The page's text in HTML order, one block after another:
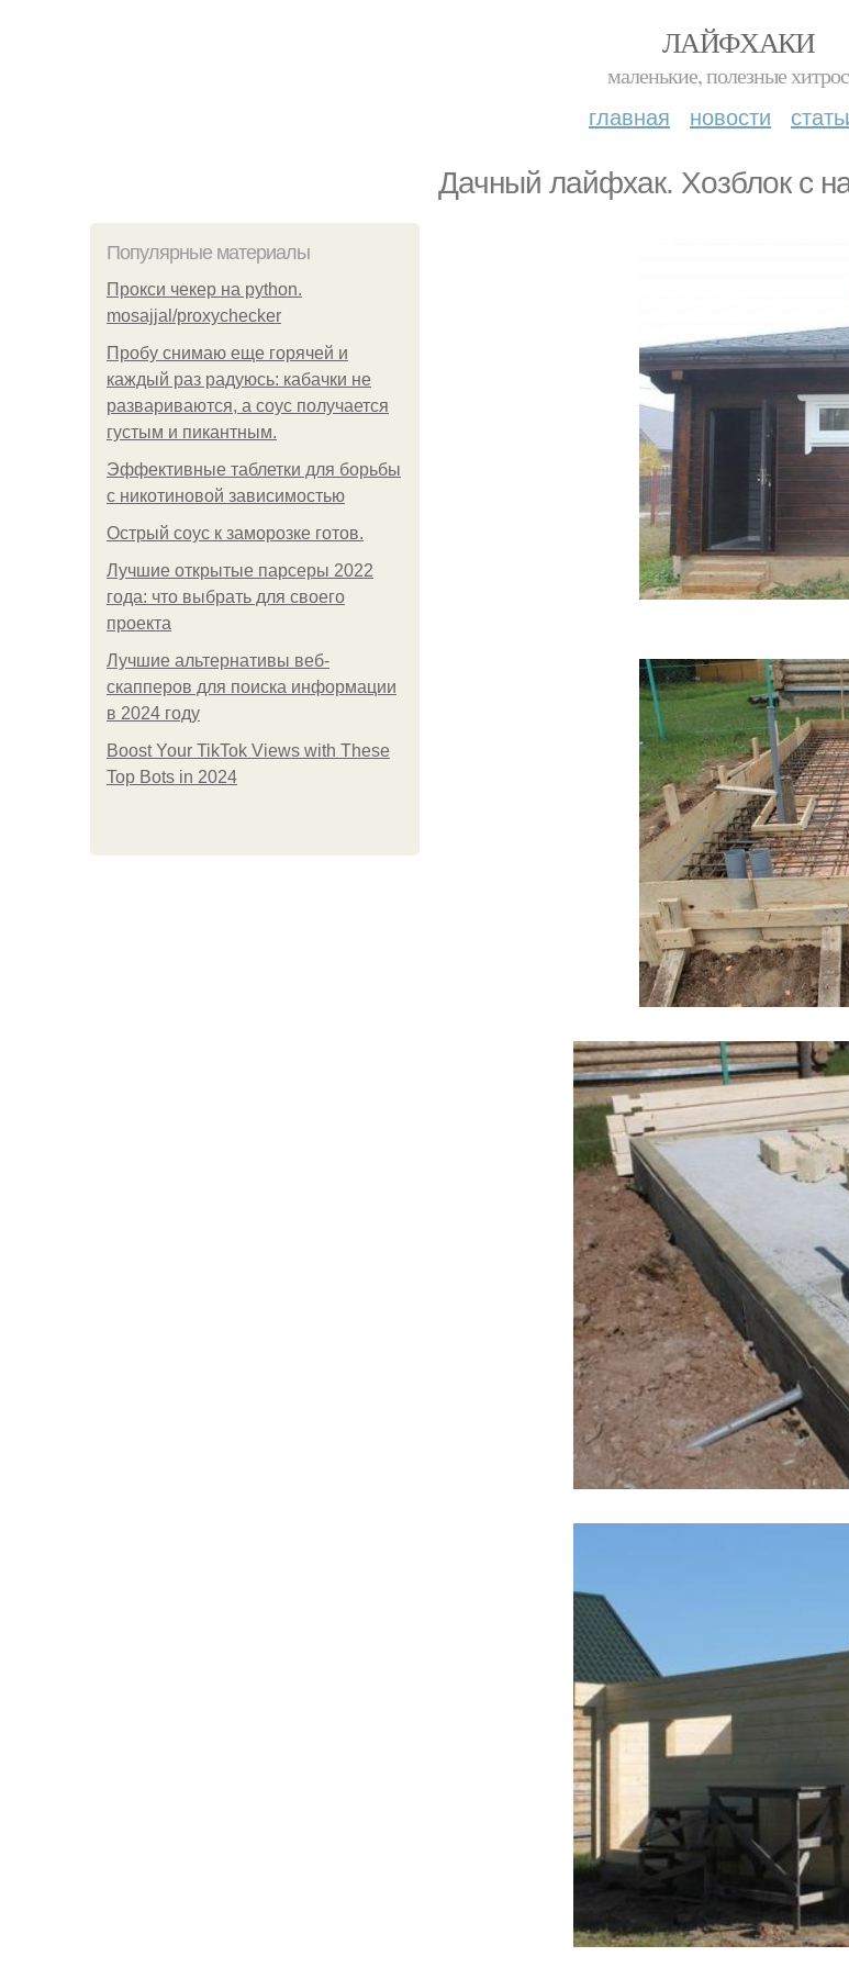
ЛАЙФХАКИ
маленькие, полезные
главная новости
Дачный лайфхак. Хозблок с
Популярные материалы
Прокси чекер на python.
mosajjal/proxychecker
Пробу снимаю еще горячей и
каждый раз радуюсь: кабачки не
развариваются, а соус получается
густым и пикантным.
Эффективные таблетки для борьбы
с никотиновой зависимостью
Острый соус к заморозке готов.
Лучшие открытые парсеры 2022
года: что выбрать для своего
проекта
Лучшие альтернативы веб-
скапперов для поиска информации
в 2024 году
Boost Your TikTok Views with These
Top Bots in 2024